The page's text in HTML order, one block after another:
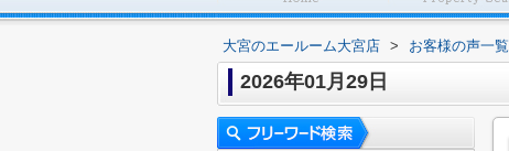
大宮のエールーム大宮店 > お客様の声一覧
2026年01月29日